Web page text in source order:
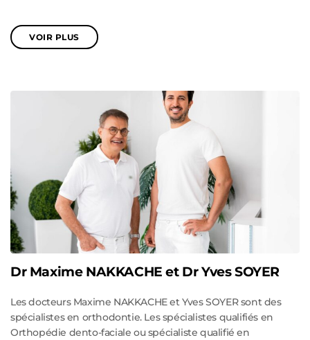
VOIR PLUS
Dr Maxime NAKKACHE et Dr Yves SOYER
Les docteurs Maxime NAKKACHE et Yves SOYER sont des
spécialistes en orthodontie. Les spécialistes qualifiés en
Orthopédie dento-faciale ou spécialiste qualifié en